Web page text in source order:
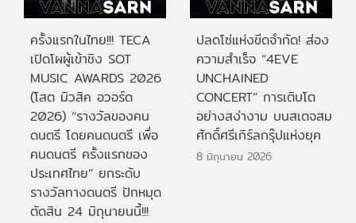
ครั้งแรกในไทย!!! TECA
เปิดโผผู้เข้าชิง SOT
MUSIC AWARDS 2026
(โสต มิวสิค อวอร์ด
2026) “รางวัลของคน
ดนตรี โดยคนดนตรี เพื่อ
คนดนตรี ครั้งแรกของ
ประเทศไทย” ยกระดับ
รางวัลทางดนตรี ปักหมุด
ตัดสิน 24 มิถุนายนนี้!!!
ปลดโซ่แห่งขีดจำกัด! ส่อง
ความสำเร็จ “4EVE
UNCHAINED
CONCERT” การเติบโต
อย่างสง่างาม บนสเตจสม
ศักดิ์ศรีเกิร์ลกรุ๊ปแห่งยุค
8 มิถุนายน 2026